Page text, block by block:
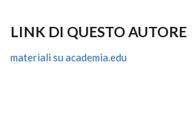
LINK DI QUESTO AUTORE
materiali su academia.edu